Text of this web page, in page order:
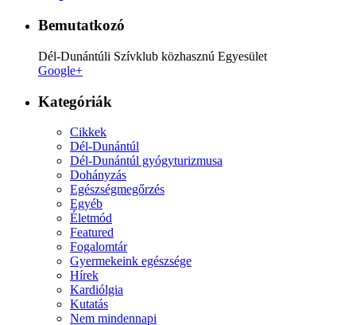
Bemutatkozó
Dél-Dunántúli Szívklub közhasznú Egyesület
Google+
Kategóriák
Cikkek
Dél-Dunántúl
Dél-Dunántúl gyógyturizmusa
Dohányzás
Egészségmegőrzés
Egyéb
Életmód
Featured
Fogalomtár
Gyermekeink egészsége
Hírek
Kardiólgia
Kutatás
Nem mindennapi